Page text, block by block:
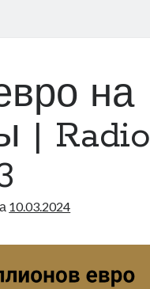
на
| Radio
10.03.2024